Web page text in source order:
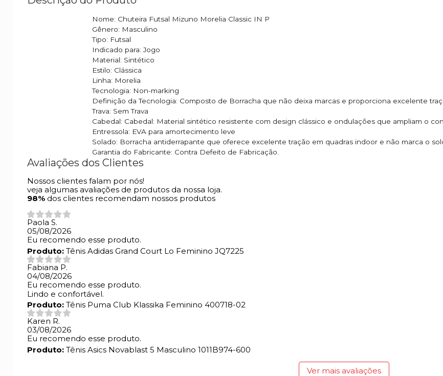
Nome: Chuteira Futsal Mizuno Morelia Classic IN P
Gênero: Masculino
Tipo: Futsal
Indicado para: Jogo
Material: Sintético
Estilo: Clássica
Linha: Morelia
Tecnologia: Non-marking
Definição da Tecnologia: Composto de Borracha que não deixa marcas e proporciona excelente
Trava: Sem Trava
Cabedal: Cabedal: Material sintético resistente com design clássico e ondulações que ampliam o
Entressola: EVA para amortecimento leve
Solado: Borracha antiderrapante que oferece excelente tração em quadras indoor e não marca o
Garantia do Fabricante: Contra Defeito de Fabricação.
Avaliações dos Clientes
Nossos clientes falam por nós!
veja algumas avaliações de produtos da nossa loja.
98% dos clientes recomendam nossos produtos
Paola S.
05/08/2026
Eu recomendo esse produto.
Produto: Tênis Adidas Grand Court Lo Feminino JQ7225
Fabiana P.
04/08/2026
Eu recomendo esse produto.
Lindo e confortável.
Produto: Tênis Puma Club Klassika Feminino 400718-02
Karen R.
03/08/2026
Eu recomendo esse produto.
Produto: Tênis Asics Novablast 5 Masculino 1011B974-600
Ver mais avaliações